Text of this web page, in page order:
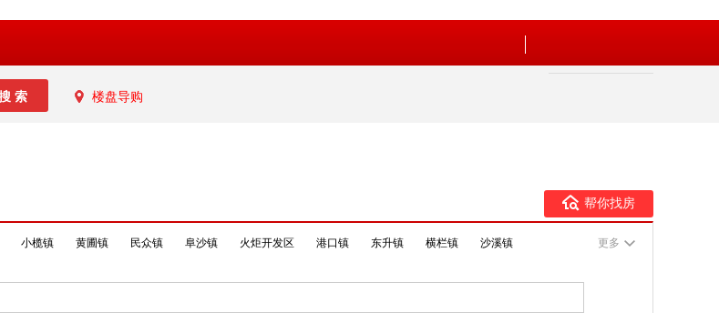
楼盘导购
帮你找房
小榄镇 黄圃镇 民众镇 阜沙镇 火炬开发区 港口镇 东升镇 横栏镇
沙溪镇
更多